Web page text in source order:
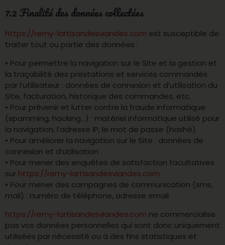
7.2 Finalité des données collectées
https://remy-lartisandesviandes.com est susceptible de
traiter tout ou partie des données :
• Pour permettre la navigation sur le Site et la gestion et
la traçabilité des prestations et services commandés
par l’utilisateur : données de connexion et d’utilisation du
Site, facturation, historique des commandes, etc.
• Pour prévenir et lutter contre la fraude informatique
(spamming, hacking…) : matériel informatique utilisé pour
la navigation, l’adresse IP, le mot de passe (hashé)
• Pour améliorer la navigation sur le Site : données de
connexion et d’utilisation
• Pour mener des enquêtes de satisfaction facultatives
sur https://remy-lartisandesviandes.com
• Pour mener des campagnes de communication (sms,
mail) : numéro de téléphone, adresse email
https://remy-lartisandesviandes.com ne commercialise
pas vos données personnelles qui sont donc uniquement
utilisées par nécessité ou à des fins statistiques et